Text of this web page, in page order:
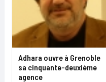
Adhara ouvre à Grenoble
sa cinquante-deuxième
agence